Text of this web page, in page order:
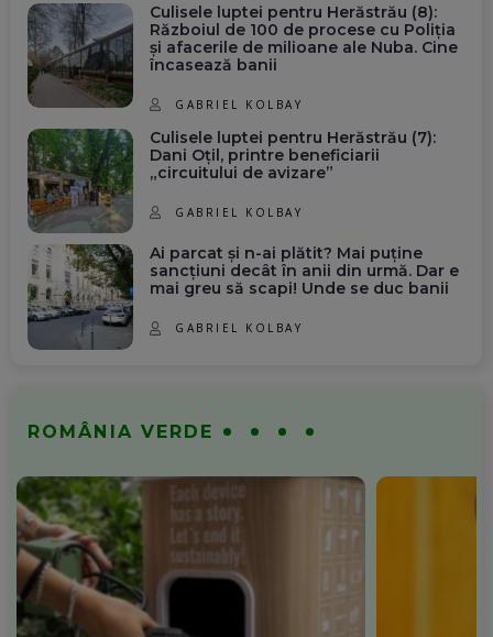
Culisele luptei pentru Herăstrău (8):
Războiul de 100 de procese cu Poliția
și afacerile de milioane ale Nuba. Cine
încasează banii
GABRIEL KOLBAY
Culisele luptei pentru Herăstrău (7):
Dani Oțil, printre beneficiarii
„circuitului de avizare”
GABRIEL KOLBAY
Ai parcat și n-ai plătit? Mai puține
sancțiuni decât în anii din urmă. Dar e
mai greu să scapi! Unde se duc banii
GABRIEL KOLBAY
ROMÂNIA VERDE